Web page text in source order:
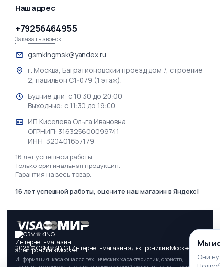
Наш адрес
+79256464955
Заказать звонок
gsmkingmsk@yandex.ru
г. Москва, Багратионовский проезд дом 7, строение
2, павильон С1-079 (1 этаж).
Будние дни: с 10:30 до 20:00
Выходные: с 11:30 до 19:00
ИП Киселева Ольга Ивановна
ОГРНИП: 316325600099741
ИНН: 320401657179
16 лет успешной работы.
Только оригинальная продукция.
Гарантия на весь товар.
16 лет успешной работы, оцените наш магазин в Яндекс!
2026 © GSM♕KING | Интернет-магазин электроники в Москве
Информация, касающаяся технических характеристик, свойств,
Мы
Они